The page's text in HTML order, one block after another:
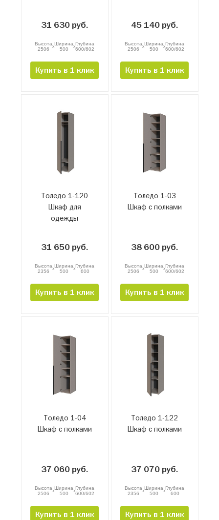
31 630 руб.
Высота
2506
xШирина
500
xГлубина
600/602
Купить в 1 клик
45 140 руб.
Высота
2506
xШирина
500
xГлубина
600/602
Купить в 1 клик
Толедо 1-120
Шкаф для
одежды
31 650 руб.
Высота
2356
xШирина
500
xГлубина
600
Купить в 1 клик
Толедо 1-03
Шкаф с полками
38 600 руб.
Высота
2506
xШирина
500
xГлубина
600/602
Купить в 1 клик
Толедо 1-04
Шкаф с полками
37 060 руб.
Высота
2506
xШирина
500
xГлубина
600/602
Купить в 1 клик
Толедо 1-122
Шкаф с полками
37 070 руб.
Высота
2356
xШирина
500
xГлубина
600
Купить в 1 клик